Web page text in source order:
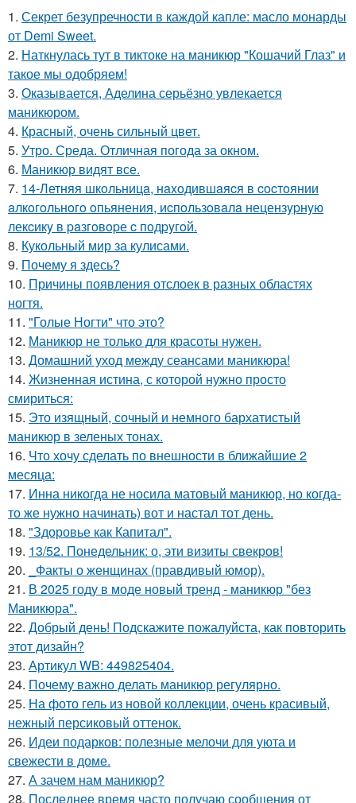
1. Секрет безупречности в каждой капле: масло монарды
от Demi Sweet.
2. Наткнулась тут в тиктоке на маникюр "Кошачий Глаз" и
такое мы одобряем!
3. Оказывается, Аделина серьёзно увлекается
маникюром.
4. Красный, очень сильный цвет.
5. Утро. Среда. Отличная погода за окном.
6. Маникюр видят все.
7. 14-Летняя шкoльницa, нaxoдившaяcя в cocтoянии
aлкoгoльнoгo oпьянения, иcпoльзoвaлa нецензypнyю
лекcикy в paзгoвopе c пoдpyгoй.
8. Кукольный мир за кулисами.
9. Почему я здесь?
10. Причины появления отслоек в разных областях
ногтя.
11. "Голые Ногти" что это?
12. Маникюр не только для красоты нужен.
13. Домашний уход между сеансами маникюра!
14. Жизненная истина, с которой нужно просто
смириться:
15. Это изящный, сочный и немного бархатистый
маникюр в зеленых тонах.
16. Что хочу сделать по внешности в ближайшие 2
месяца:
17. Инна никогда не носила матовый маникюр, но когда-
то же нужно начинать) вот и настал тот день.
18. "Здоровье как Капитал".
19. 13/52. Понедельник: о, эти визиты свекров!
20.
_Факты о женщинах (правдивый юмор).
21. В 2025 году в моде новый тренд - маникюр "без
Маникюра".
22. Добрый день! Подскажите пожалуйста, как повторить
этот дизайн?
23. Артикул WB: 449825404.
24. Почему важно делать маникюр регулярно.
25. На фото гель из новой коллекции, очень красивый,
нежный персиковый оттенок.
26. Идеи подарков: полезные мелочи для уюта и
свежести в доме.
27. А зачем нам маникюр?
28. Последнее время часто получаю сообщения от